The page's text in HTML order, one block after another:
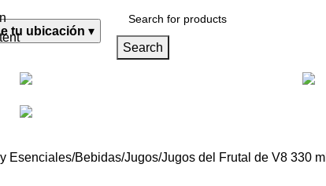
tu ubicación ▾
Search
Esenciales Bebidas Jugos Jugos del Frutal de V8 330 ml